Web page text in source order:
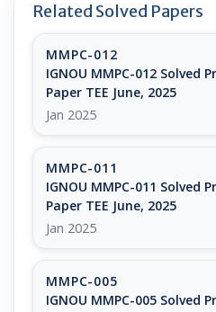
Related Solved Papers
MMPC-012
IGNOU MMPC-012 Solved
Paper TEE June, 2025
Jan 2025
MMPC-011
IGNOU MMPC-011 Solved
Paper TEE June, 2025
Jan 2025
MMPC-005
IGNOU MMPC-005 Solved